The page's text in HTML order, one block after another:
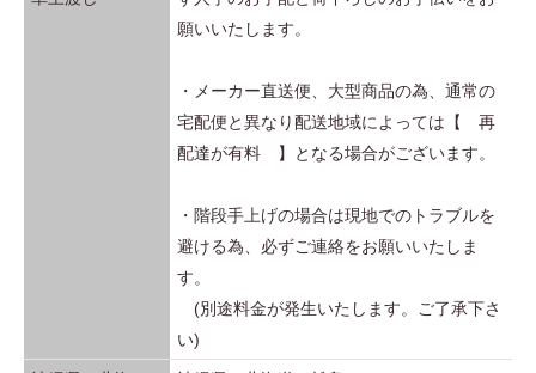
願いいたします。
・メーカー直送便、大型商品の為、通常の
宅配便と異なり配送地域によっては【 再
配達が有料 】となる場合がございます。
・階段手上げの場合は現地でのトラブルを
避ける為、必ずご連絡をお願いいたしま
す。
(別途料金が発生いたします。ご了承下さ
い)